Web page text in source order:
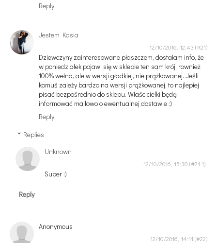
Reply
Jestem Kasia
12/10/2016, 12:43
Dziewczyny zainteresowane płaszczem, dostałam info, że
w poniedziałek pojawi się w sklepie ten sam krój, rownież
100% wełna, ale w wersji gładkiej, nie prążkowanej. Jeśli
komuś zależy bardzo na wersji prążkowanej, to najlepiej
pisać bezpośrednio do sklepu. Właścicielki będą
informować mailowo o ewentualnej dostawie :)
Reply
Replies
Unknown
12/10/2016, 15:38
Super :)
Reply
Anonymous
12/10/2016, 14:11